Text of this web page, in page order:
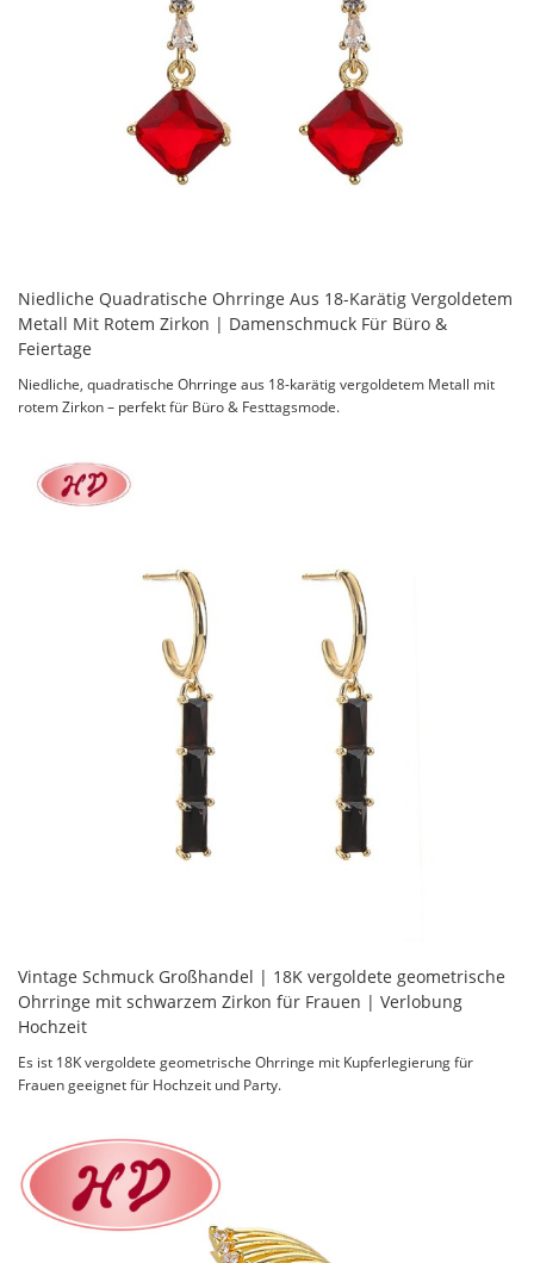
Niedliche Quadratische Ohrringe Aus 18-Karätig Vergoldetem
Metall Mit Rotem Zirkon | Damenschmuck Für Büro &
Feiertage
Niedliche, quadratische Ohrringe aus 18-karätig vergoldetem Metall mit
rotem Zirkon – perfekt für Büro & Festtagsmode.
Vintage Schmuck Großhandel | 18K vergoldete geometrische
Ohrringe mit schwarzem Zirkon für Frauen | Verlobung
Hochzeit
Es ist 18K vergoldete geometrische Ohrringe mit Kupferlegierung für
Frauen geeignet für Hochzeit und Party.